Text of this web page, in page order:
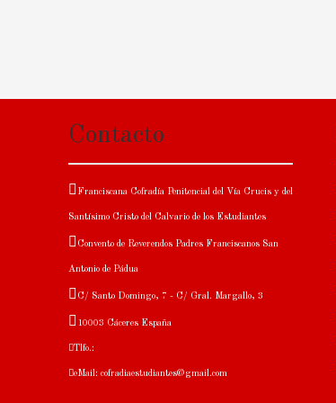
Contacto
Franciscana Cofradía Penitencial del Vía Crucis y del
Santísimo Cristo del Calvario de los Estudiantes
Convento de Reverendos Padres Franciscanos San
Antonio de Pádua
C/ Santo Domingo, 7 - C/ Gral. Margallo, 3
10003 Cáceres España
Tlfo.:
eMail: cofradiaestudiantes@gmail.com